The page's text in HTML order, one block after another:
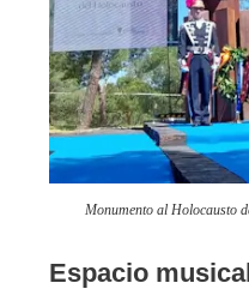
Monumento al Holocausto
Espacio